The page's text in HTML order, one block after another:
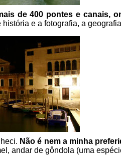
de 400 pontes e canais,
e a fotografia, a
Não é nem a minha
andar de gôndola (uma